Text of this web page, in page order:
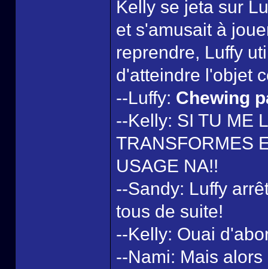
Kelly se jeta sur
et s'amusait à
reprendre, Luffy
d'atteindre l'objet
--Luffy: Chewing
--Kelly: SI TU ME
TRANSFORMES
USAGE NA!!
--Sandy: Luffy
tous de suite!
--Kelly: Ouai
--Nami: Mais